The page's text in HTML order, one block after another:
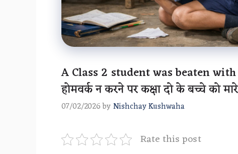
A Class 2 student was beaten
होमवर्क न करने पर कक्षा दो के बच्चे को
07/02/2026 byNishchay Kushwaha
Rate this post